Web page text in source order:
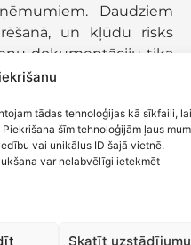
tādas tehnoloģijas kā sīkfaili, lai
šīm tehnoloģijām ļaus
vai unikālus ID šajā vietnē.
var nelabvēlīgi ietekmēt
Skatīt
Daudziem
un kļūdu risks
dokumentāciju tika
ieviesta kopā ar
bet tikai papildina
redakcija paredz
jaunajam kontrolēto